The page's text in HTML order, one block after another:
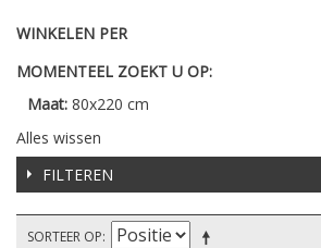
WINKELEN PER
MOMENTEEL ZOEKT U OP:
Maat: 80x220 cm
Alles wissen
FILTEREN
SORTEER OP